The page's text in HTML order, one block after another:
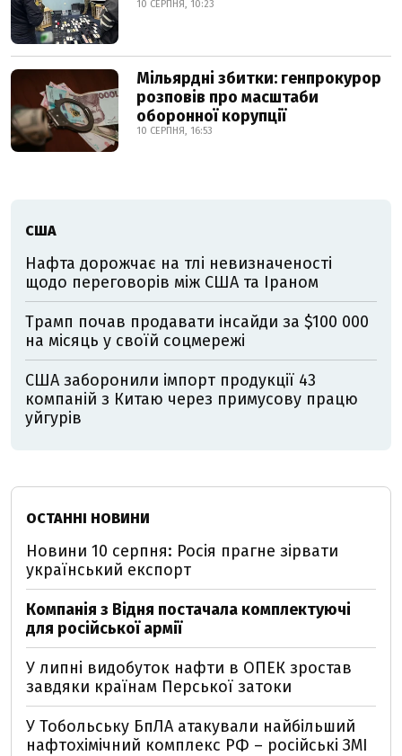
10 СЕРПНЯ, 10:23
Мільярдні збитки: генпрокурор
розповів про масштаби
оборонної корупції
10 СЕРПНЯ, 16:53
США
Нафта дорожчає на тлі невизначеності
щодо переговорів між США та Іраном
Трамп почав продавати інсайди за $100 000
на місяць у своїй соцмережі
США заборонили імпорт продукції 43
компаній з Китаю через примусову працю
уйгурів
ОСТАННІ НОВИНИ
Новини 10 серпня: Росія прагне зірвати
український експорт
Компанія з Відня постачала комплектуючі
для російської армії
У липні видобуток нафти в ОПЕК зростав
завдяки країнам Перської затоки
У Тобольську БпЛА атакували найбільший
нафтохімічний комплекс РФ – російські ЗМІ